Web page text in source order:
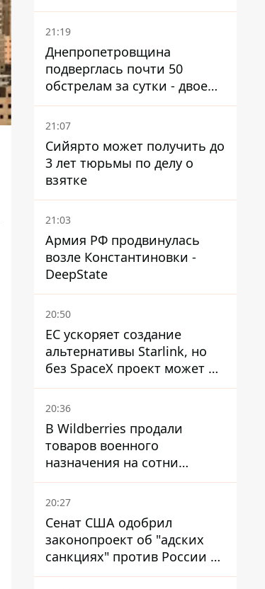
21:19
Днепропетровщина
подверглась почти 50
обстрелам за сутки - двое
погибших, шесть
пострадавших
21:07
Сийярто может получить до
3 лет тюрьмы по делу о
взятке
21:03
Армия РФ продвинулась
возле Константиновки -
DeepState
20:50
ЕС ускоряет создание
альтернативы Starlink, но
без SpaceX проект может не
обойтись
20:36
В Wildberries продали
товаров военного
назначения на сотни
миллионов, но удары ВСУ
изменили ситуацию
20:27
Сенат США одобрил
законопроект об "адских
санкциях" против России и
Ирана